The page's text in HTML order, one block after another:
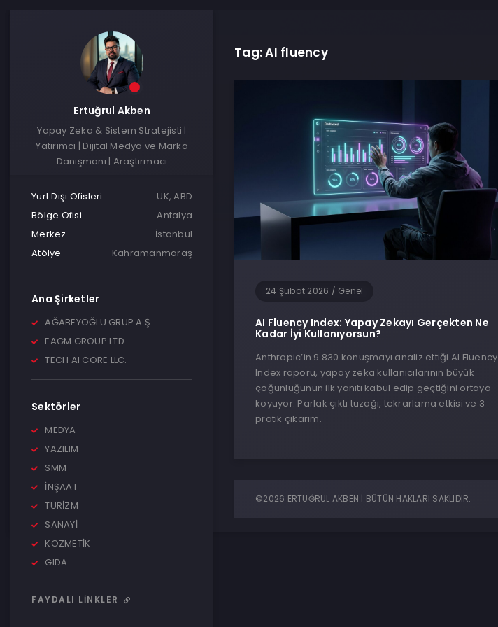
Ertuğrul Akben
Yapay Zeka & Sistem Stratejisti |
Yatırımcı | Dijital Medya ve Marka
Danışmanı | Araştırmacı
Yurt Dışı Ofisleri
UK, ABD
Bölge Ofisi
Antalya
Merkez
İstanbul
Atölye
Kahramanmaraş
Ana Şirketler
AĞABEYOĞLU GRUP A.Ş.
EAGM GROUP LTD.
TECH AI CORE LLC.
Sektörler
MEDYA
YAZILIM
SMM
İNŞAAT
TURİZM
SANAYİ
KOZMETİK
GIDA
FAYDALI LINKLER
Tag: AI fluency
24 Şubat 2026 / Genel
AI Fluency Index: Yapay Zekayı Gerçekten Ne
Kadar İyi Kullanıyorsun?
Anthropic’in 9.830 konuşmayı analiz ettiği AI Fluency
Index raporu, yapay zeka kullanıcılarının büyük
çoğunluğunun ilk yanıtı kabul edip geçtiğini ortaya
koyuyor. Parlak çıktı tuzağı, tekrarlama etkisi ve 3
pratik çıkarım.
©2026 ERTUĞRUL AKBEN | BÜTÜN HAKLARI SAKLIDIR.